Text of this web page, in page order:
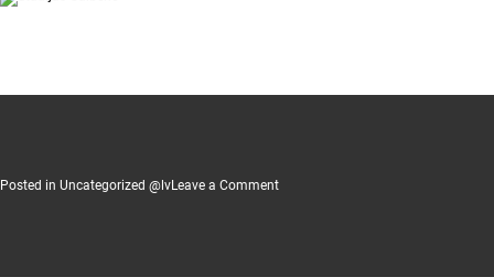
Posted in Uncategorized @lvLeave a Commenton